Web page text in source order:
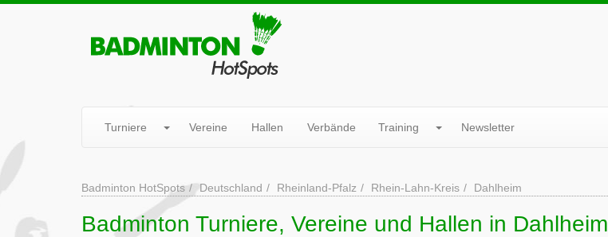
Turniere Vereine Hallen Verbände Training Newsletter
Badminton HotSpots Deutschland Rheinland-Pfalz Rhein-Lahn-Kreis Dahlheim
Badminton Turniere, Vereine und Hallen in Dahlheim